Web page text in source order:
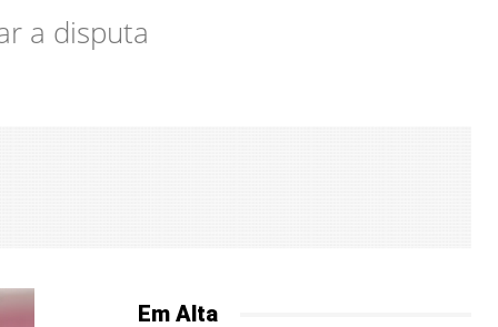
a disputa
Em Alta